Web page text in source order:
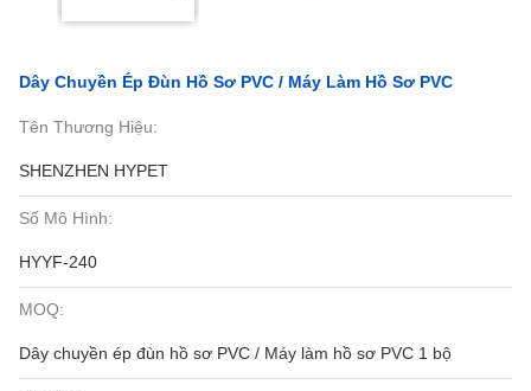
Dây Chuyền Ép Đùn Hồ Sơ PVC / Máy Làm Hồ Sơ PVC
Tên Thương Hiệu:
SHENZHEN HYPET
Số Mô Hình:
HYYF-240
MOQ:
Dây chuyền ép đùn hồ sơ PVC / Máy làm hồ sơ PVC 1 bộ